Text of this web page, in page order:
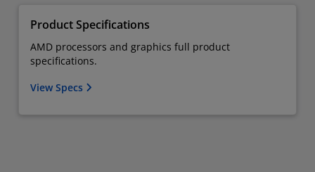
Product Specifications
AMD processors and graphics full product
specifications.
View Specs